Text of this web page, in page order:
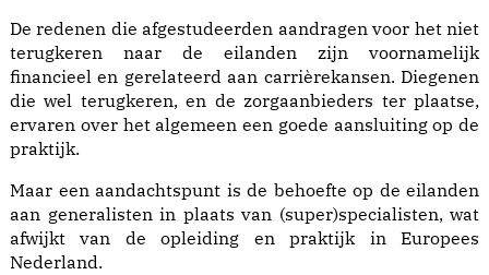
De redenen die afgestudeerden aandragen voor het niet
terugkeren naar de eilanden zijn voornamelijk
financieel en gerelateerd aan carrièrekansen. Diegenen
die wel terugkeren, en de zorgaanbieders ter plaatse,
ervaren over het algemeen een goede aansluiting op de
praktijk.
Maar een aandachtspunt is de behoefte op de eilanden
aan generalisten in plaats van (super)specialisten, wat
afwijkt van de opleiding en praktijk in Europees
Nederland.